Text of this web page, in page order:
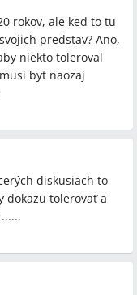
rokov, ale ked to tu
predstav? Ano,
niekto toleroval
byt naozaj
diskusiach to
dokazu tolerovať a